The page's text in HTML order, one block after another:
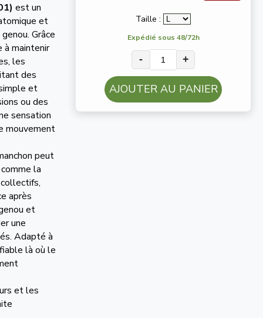
Taille :
Expédié sous 48/72h
- +
AJOUTER AU PANIER
est un
et
Grâce
à maintenir
les
des
et
ou des
sensation
mouvement
peut
la
après
et
une
Adapté à
là où le
et les